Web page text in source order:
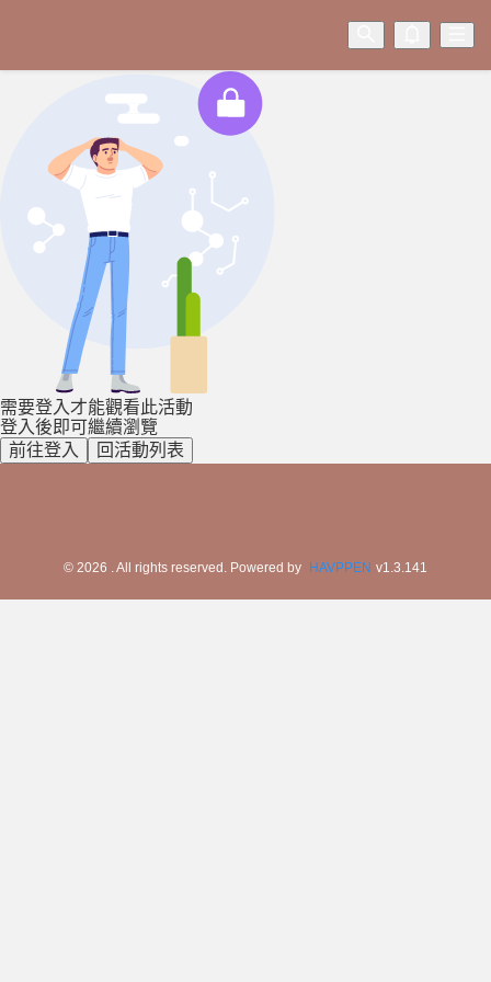
需要登入才能觀看此活動
登入後即可繼續瀏覽
前往登入
回活動列表
© 2026 . All rights reserved. Powered by HAVPPEN v1.3.141